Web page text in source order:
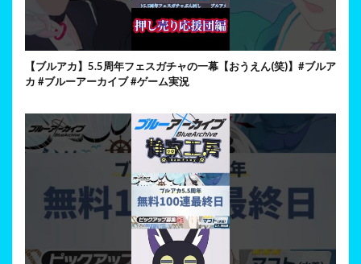
【ブルアカ】5.5周年フェスガチャの一幕【おうえん(笑)】#ブルア
カ #ブルーアーカイブ #ゲーム実況